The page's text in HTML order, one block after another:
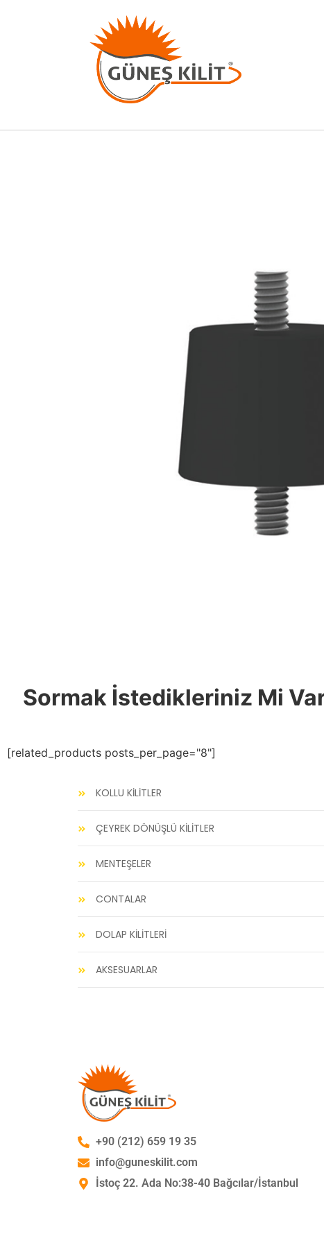
Sormak İstedikleriniz Mi
[related_products posts_per_page="8"]
KOLLU KİLİTLER
ÇEYREK DÖNÜŞLÜ KİLİTLER
MENTEŞELER
CONTALAR
DOLAP KİLİTLERİ
AKSESUARLAR
+90 (212) 659 19 35
info@guneskilit.com
İstoç 22. Ada No:38-40 Bağcılar/İstanbul